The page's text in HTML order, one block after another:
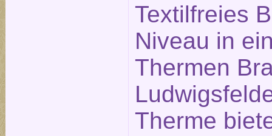
Textilfreies
Niveau in
Thermen
Therme